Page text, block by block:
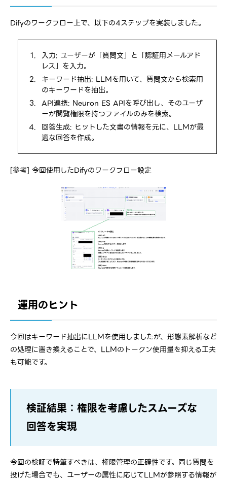
Difyのワークフロー上で、以下の4ステップを実装しました。
入力: ユーザーが「質問文」と「認証用メールアド
レス」を入力。
キーワード抽出: LLMを用いて、質問文から検索用
のキーワードを抽出。
API連携: Neuron ES APIを呼び出し、そのユーザ
ーが閲覧権限を持つファイルのみを検索。
回答生成: ヒットした文書の情報を元に、LLMが最
適な回答を作成。
[参考] 今回使用したDifyのワークフロー設定
運用のヒント
今回はキーワード抽出にLLMを使用しましたが、形態素解析など
の処理に置き換えることで、LLMのトークン使用量を抑える工夫
も可能です。
検証結果：権限を考慮したスムーズな
回答を実現
今回の検証で特筆すべきは、権限管理の正確性です。同じ質問を
投げた場合でも、ユーザーの属性に応じてLLMが参照する情報が